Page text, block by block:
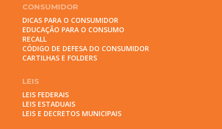
CONSUMIDOR
DICAS PARA O CONSUMIDOR
EDUCAÇÃO PARA O CONSUMO
RECALL
CÓDIGO DE DEFESA DO CONSUMIDOR
CARTILHAS E FOLDERS
LEIS
LEIS FEDERAIS
LEIS ESTADUAIS
LEIS E DECRETOS MUNICIPAIS